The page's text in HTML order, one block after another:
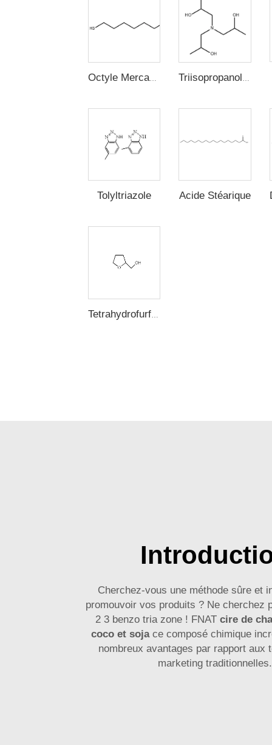
Tolyltriazole Acide Stéarique
Cherchez-vous une méthode sûre et
promouvoir vos produits ? Ne cherchez
2 3 benzo tria zone ! FNAT cire de
coco et soja ce composé chimique
nombreux avantages par rapport aux
marketing traditionnelles.